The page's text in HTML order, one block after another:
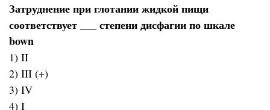
Затруднение при глотании жидкой пищи
соответствует ___ степени дисфагии по шкале
bown
1) II
2) III (+)
3) IV
4) I